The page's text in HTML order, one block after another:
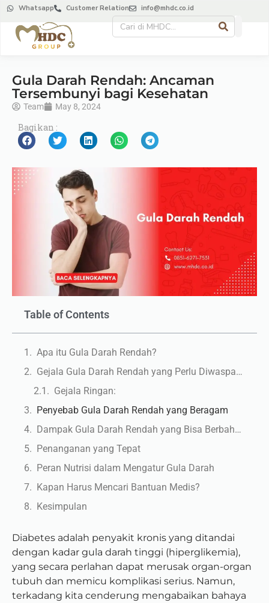
Whatsapp Customer Relation info@mhdc.co.id
Gula Darah Rendah: Ancaman
Tersembunyi bagi Kesehatan
Team May 8, 2024
Bagikan :
Table of Contents
Apa itu Gula Darah Rendah?
Gejala Gula Darah Rendah yang Perlu Diwaspadai
Gejala Ringan:
Penyebab Gula Darah Rendah yang Beragam
Dampak Gula Darah Rendah yang Bisa Berbahaya
Penanganan yang Tepat
Peran Nutrisi dalam Mengatur Gula Darah
Kapan Harus Mencari Bantuan Medis?
Kesimpulan
Diabetes adalah penyakit kronis yang ditandai
dengan kadar gula darah tinggi (hiperglikemia),
yang secara perlahan dapat merusak organ-organ
tubuh dan memicu komplikasi serius. Namun,
terkadang kita cenderung mengabaikan bahaya